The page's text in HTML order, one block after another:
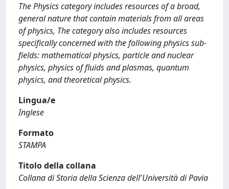
The Physics category includes resources of a broad,
general nature that contain materials from all areas
of physics, The category also includes resources
specifically concerned with the following physics sub-
fields: mathematical physics, particle and nuclear
physics, physics of fluids and plasmas, quantum
physics, and theoretical physics.
Lingua/e
Inglese
Formato
STAMPA
Titolo della collana
Collana di Storia della Scienza dell'Università di Pavia